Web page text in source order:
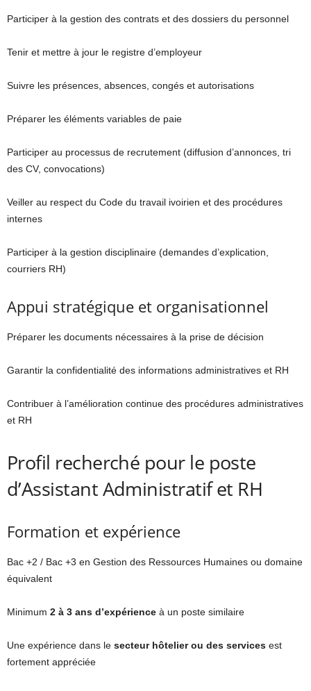
Participer à la gestion des contrats et des dossiers du personnel
Tenir et mettre à jour le registre d’employeur
Suivre les présences, absences, congés et autorisations
Préparer les éléments variables de paie
Participer au processus de recrutement (diffusion d’annonces, tri
des CV, convocations)
Veiller au respect du Code du travail ivoirien et des procédures
internes
Participer à la gestion disciplinaire (demandes d’explication,
courriers RH)
Appui stratégique et organisationnel
Préparer les documents nécessaires à la prise de décision
Garantir la confidentialité des informations administratives et RH
Contribuer à l’amélioration continue des procédures administratives
et RH
Profil recherché pour le poste
d’Assistant Administratif et RH
Formation et expérience
Bac +2 / Bac +3 en Gestion des Ressources Humaines ou domaine
équivalent
Minimum 2 à 3 ans d’expérience à un poste similaire
Une expérience dans le secteur hôtelier ou des services est
fortement appréciée